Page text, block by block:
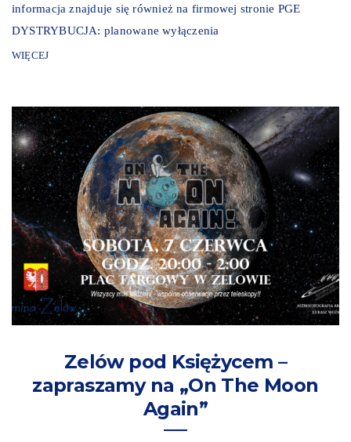
informacja znajduje się również na firmowej stronie PGE
DYSTRYBUCJA: planowane wyłączenia
WIĘCEJ
Zelów pod Księżycem –
zapraszamy na „On The Moon
Again”